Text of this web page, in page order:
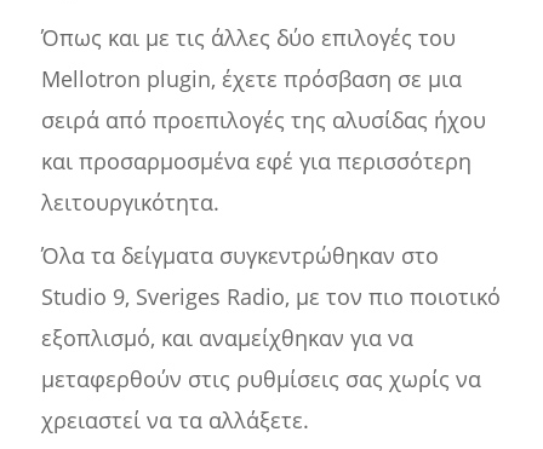
Όπως και με τις άλλες δύο επιλογές του
Mellotron plugin, έχετε πρόσβαση σε μια
σειρά από προεπιλογές της αλυσίδας ήχου
και προσαρμοσμένα εφέ για περισσότερη
λειτουργικότητα.
Όλα τα δείγματα συγκεντρώθηκαν στο
Studio 9, Sveriges Radio, με τον πιο ποιοτικό
εξοπλισμό, και αναμείχθηκαν για να
μεταφερθούν στις ρυθμίσεις σας χωρίς να
χρειαστεί να τα αλλάξετε.